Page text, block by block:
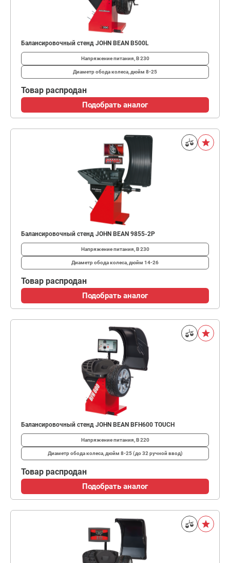
Балансировочный стенд JOHN BEAN B500L
Напряжение питания, В230
Диаметр обода колеса, дюйм 8-25
Товар распродан
Подобрать аналог
Балансировочный стенд JOHN BEAN 9855-2P
Напряжение питания, В230
Диаметр обода колеса, дюйм 14-26
Товар распродан
Подобрать аналог
Балансировочный стенд JOHN BEAN BFH600 TOUCH
Напряжение питания, В220
Диаметр обода колеса, дюйм 8-25 (до 32 ручной ввод)
Товар распродан
Подобрать аналог